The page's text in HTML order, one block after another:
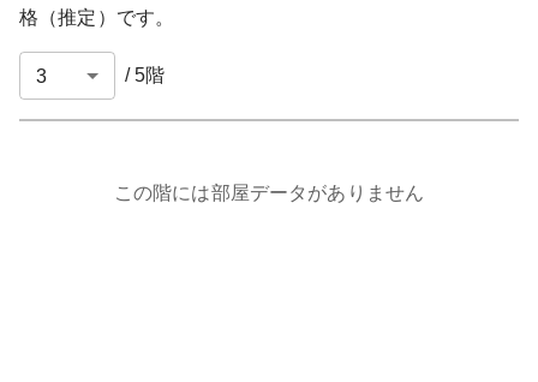
格（推定）です。
/5階
この階には部屋データがありません